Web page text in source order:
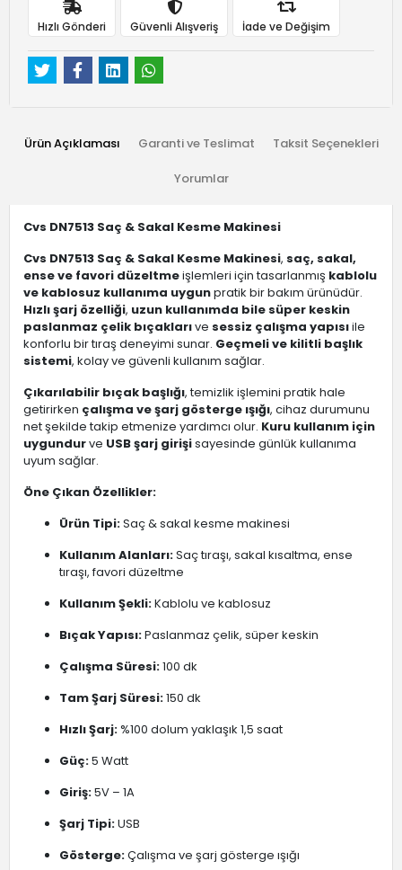
Hızlı Gönderi Güvenli Alışveriş İade ve Değişim
Ürün Açıklaması Garanti ve Teslimat Taksit Seçenekleri
Yorumlar
Cvs DN7513 Saç & Sakal Kesme Makinesi
Cvs DN7513 Saç & Sakal Kesme Makinesi, saç, sakal,
ense ve favori düzeltmeişlemleri için tasarlanmış kablolu
ve kablosuz kullanıma uygunpratik bir bakım ürünüdür.
Hızlı şarj özelliği, uzun kullanımda bile süper keskin
paslanmaz çelik bıçaklarıve sessiz çalışma yapısıile
konforlu bir tıraş deneyimi sunar. Geçmeli ve kilitli başlık
sistemi, kolay ve güvenli kullanım sağlar.
Çıkarılabilir bıçak başlığı, temizlik işlemini pratik hale
getirirken çalışma ve şarj gösterge ışığı, cihaz durumunu
net şekilde takip etmenize yardımcı olur. Kuru kullanım için
uygundurve USB şarj girişisayesinde günlük kullanıma
uyum sağlar.
Öne Çıkan Özellikler:
Ürün Tipi:Saç & sakal kesme makinesi
Kullanım Alanları:Saç tıraşı, sakal kısaltma, ense
tıraşı, favori düzeltme
Kullanım Şekli:Kablolu ve kablosuz
Bıçak Yapısı:Paslanmaz çelik, süper keskin
Çalışma Süresi:100 dk
Tam Şarj Süresi:150 dk
Hızlı Şarj: %100 dolum yaklaşık 1,5 saat
Güç:5 Watt
Giriş:5V – 1A
Şarj Tipi:USB
Gösterge:Çalışma ve şarj gösterge ışığı